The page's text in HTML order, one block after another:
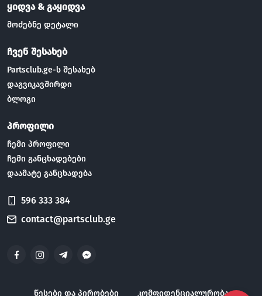
ყიდვა & გაყიდვა
მოძებნე დეტალი
ჩვენ შესახებ
Partsclub.ge-ს შესახებ
დაგვიკავშირდი
ბლოგი
პროფილი
ჩემი პროფილი
ჩემი განცხადებები
დაამატე განცხადება
596 333 384
contact@partsclub.ge
წესები და პირობები კომფიდენციალურობა